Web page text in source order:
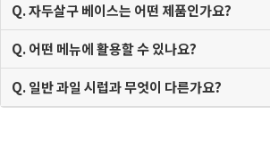
Q. 자두살구 베이스는 어떤 제품인가요?
Q. 어떤 메뉴에 활용할 수 있나요?
Q. 일반 과일 시럽과 무엇이 다른가요?